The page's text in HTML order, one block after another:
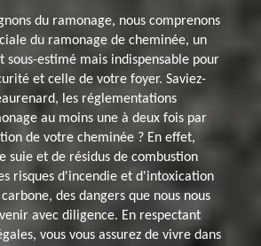
du ramonage, nous comprenons
du ramonage de cheminée, un
sous-estimé mais indispensable pour
et celle de votre foyer. Saviez-
les réglementations
au moins une à deux fois par
de votre cheminée ? En effet,
suie et de résidus de combustion
risques d'incendie et d'intoxication
des dangers que nous nous
avec diligence. En respectant
vous vous assurez de vivre dans